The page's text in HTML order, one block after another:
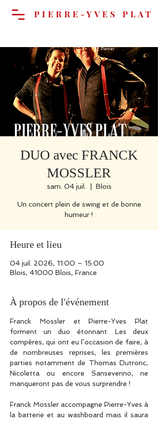
Panier
PIERRE-YVES PLAT
DUO avec FRANCK
MOSSLER
sam. 04 juil. Blois
Un concert plein de swing et de bonne
humeur !
Heure et lieu
04 juil. 2026, 11:00 – 15:00
Blois, 41000 Blois, France
À propos de l'événement
Franck Mossler et Pierre-Yves Plat
forment un duo étonnant. Les deux
compères, qui ont eu l’occasion de faire, à
de nombreuses reprises, les premières
parties notamment de Thomas Dutronc,
Nicoletta ou encore Sanseverino, ne
manqueront pas de vous surprendre !
Franck Mossler accompagne Pierre-Yves à
la batterie et au washboard mais il saura